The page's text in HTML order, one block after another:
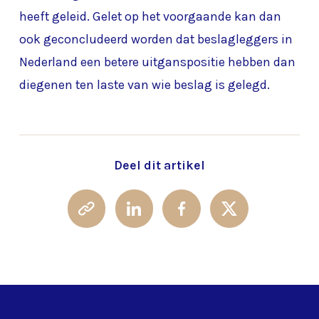
heeft geleid. Gelet op het voorgaande kan dan
ook geconcludeerd worden dat beslagleggers in
Nederland een betere uitganspositie hebben dan
diegenen ten laste van wie beslag is gelegd.
Deel dit artikel